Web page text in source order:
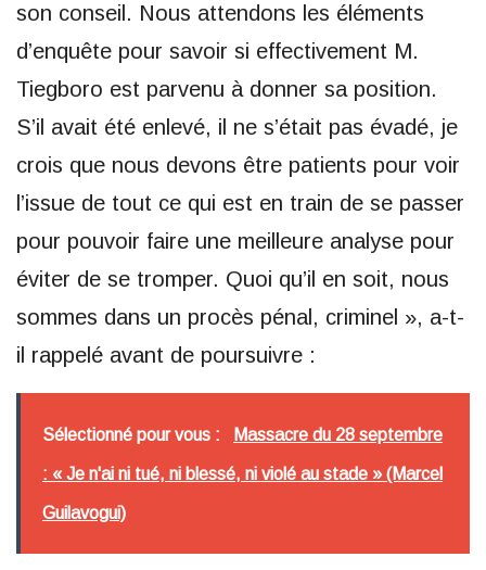
son conseil. Nous attendons les éléments
d’enquête pour savoir si effectivement M.
Tiegboro est parvenu à donner sa position.
S’il avait été enlevé, il ne s’était pas évadé, je
crois que nous devons être patients pour voir
l’issue de tout ce qui est en train de se passer
pour pouvoir faire une meilleure analyse pour
éviter de se tromper. Quoi qu’il en soit, nous
sommes dans un procès pénal, criminel », a-t-
il rappelé avant de poursuivre :
Sélectionné pour vous : Massacre du 28 septembre
: « Je n'ai ni tué, ni blessé, ni violé au stade » (Marcel
Guilavogui)